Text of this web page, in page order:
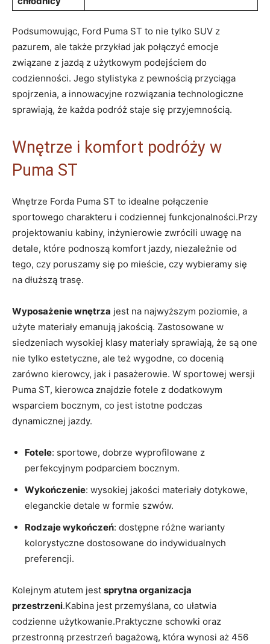
Podsumowując, Ford Puma ST to nie tylko SUV z
pazurem, ale także przykład jak połączyć emocje
związane z jazdą z użytkowym podejściem do
codzienności. Jego stylistyka z pewnością przyciąga
spojrzenia, a innowacyjne rozwiązania technologiczne
sprawiają, że każda podróż staje się przyjemnością.
Wnętrze i komfort podróży w
Puma ST
Wnętrze Forda Puma ST to idealne połączenie
sportowego charakteru i codziennej funkcjonalności.Przy
projektowaniu kabiny, inżynierowie zwrócili uwagę na
detale, które podnoszą komfort jazdy, niezależnie od
tego, czy poruszamy się po mieście, czy wybieramy się
na dłuższą trasę.
Wyposażenie wnętrza jest na najwyższym poziomie, a
użyte materiały emanują jakością. Zastosowane w
siedzeniach wysokiej klasy materiały sprawiają, że są one
nie tylko estetyczne, ale też wygodne, co docenią
zarówno kierowcy, jak i pasażerowie. W sportowej wersji
Puma ST, kierowca znajdzie fotele z dodatkowym
wsparciem bocznym, co jest istotne podczas
dynamicznej jazdy.
Fotele: sportowe, dobrze wyprofilowane z
perfekcyjnym podparciem bocznym.
Wykończenie: wysokiej jakości materiały dotykowe,
eleganckie detale w formie szwów.
Rodzaje wykończeń: dostępne różne warianty
kolorystyczne dostosowane do indywidualnych
preferencji.
Kolejnym atutem jest sprytna organizacja
przestrzeni.Kabina jest przemyślana, co ułatwia
codzienne użytkowanie.Praktyczne schowki oraz
przestronną przestrzeń bagażową, która wynosi aż 456